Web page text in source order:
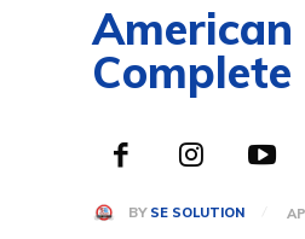
Complete
BY SE SOLUTION